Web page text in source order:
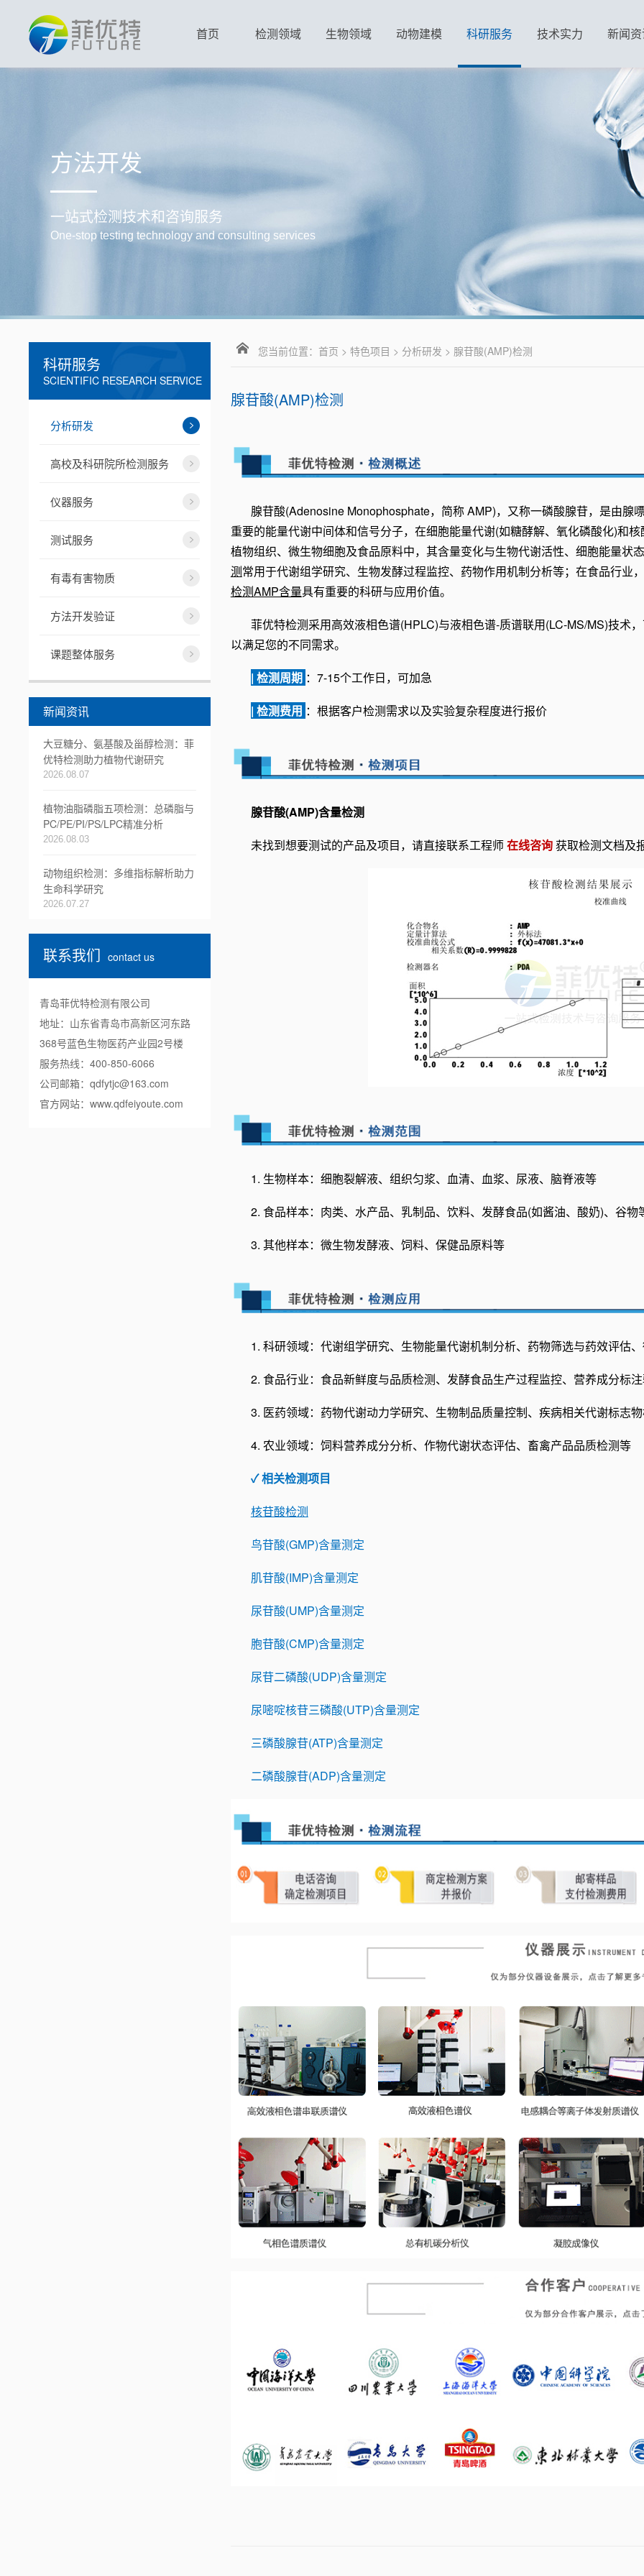
首页 检测领域 生物领域 动物建模 科研服务 技术实力 新闻
方法开发
一站式检测技术和咨询服务
One-stop testing technology and consulting services
科研服务
SCIENTIFIC RESEARCH SERVICE
分析研发
高校及科研院所检测服务
仪器服务
测试服务
有毒有害物质
方法开发验证
课题整体服务
新闻资讯
大豆糖分、氨基酸及甾醇检测：菲
优特检测助力植物代谢研究
2026.08.07
植物油脂磷脂五项检测：总磷脂与
PC/PE/PI/PS/LPC精准分析
2026.08.03
动物组织检测：多维指标解析助力
生命科学研究
2026.07.27
联系我们 contact us
青岛菲优特检测有限公司
地址：山东省青岛市高新区河东路
368号蓝色生物医药产业园2号楼
服务热线：400-850-6066
公司邮箱：qdfytjc@163.com
官方网站：www.qdfeiyoute.com
您当前位置： 首页 > 特色项目 > 分析研发 > 腺苷酸(AMP)检测
腺苷酸(AMP)检测
腺苷酸(Adenosine Monophosphate，简称 AMP)，又称一磷酸腺苷，是由腺
重要的能量代谢中间体和信号分子，在细胞能量代谢(如糖酵解、氧化磷酸化)和
植物组织、微生物细胞及食品原料中，其含量变化与生物代谢活性、细胞能量状
测常用于代谢组学研究、生物发酵过程监控、药物作用机制分析等；在食品行业
检测AMP含量具有重要的科研与应用价值。
菲优特检测采用高效液相色谱(HPLC)与液相色谱-质谱联用(LC-MS/MS)技术
以满足您的不同需求。
| 检测周期 ：7-15个工作日，可加急
| 检测费用 ：根据客户检测需求以及实验复杂程度进行报价
腺苷酸(AMP)含量检测
未找到想要测试的产品及项目，请直接联系工程师在线咨询获取检测文档及
1. 生物样本：细胞裂解液、组织匀浆、血清、血浆、尿液、脑脊液等
2. 食品样本：肉类、水产品、乳制品、饮料、发酵食品(如酱油、酸奶)、谷物
3. 其他样本：微生物发酵液、饲料、保健品原料等
1. 科研领域：代谢组学研究、生物能量代谢机制分析、药物筛选与药效评估
2. 食品行业：食品新鲜度与品质检测、发酵食品生产过程监控、营养成分标
3. 医药领域：药物代谢动力学研究、生物制品质量控制、疾病相关代谢标志
4. 农业领域：饲料营养成分分析、作物代谢状态评估、畜禽产品品质检测等
✓ 相关检测项目
核苷酸检测
鸟苷酸(GMP)含量测定
肌苷酸(IMP)含量测定
尿苷酸(UMP)含量测定
胞苷酸(CMP)含量测定
尿苷二磷酸(UDP)含量测定
尿嘧啶核苷三磷酸(UTP)含量测定
三磷酸腺苷(ATP)含量测定
二磷酸腺苷(ADP)含量测定